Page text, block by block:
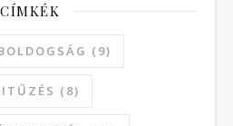
CÍMKÉK
(9)
(8)